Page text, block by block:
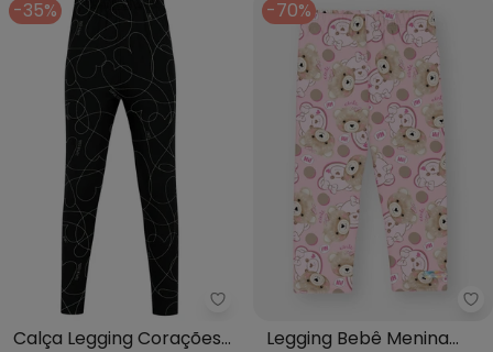
-35%
Malwee Kids - Calça Legging
Calça Legging Corações
-70%
Legging Bebê Menina